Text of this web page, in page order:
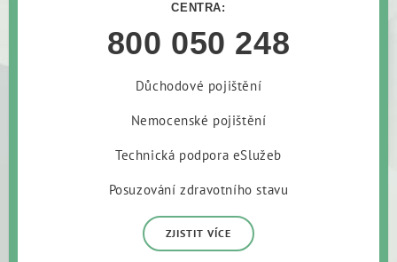
CENTRA:
800 050 248
Důchodové pojištění
Nemocenské pojištění
Technická podpora eSlužeb
Posuzování zdravotního stavu
ZJISTIT VÍCE